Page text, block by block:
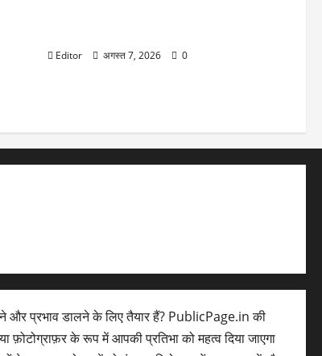
Editor अगस्त 7, 2026 0
और प्रभाव डालने के लिए तैयार हैं? PublicPage.in की
के रूप में आपकी प्रतिभा को महत्व दिया जाएगा